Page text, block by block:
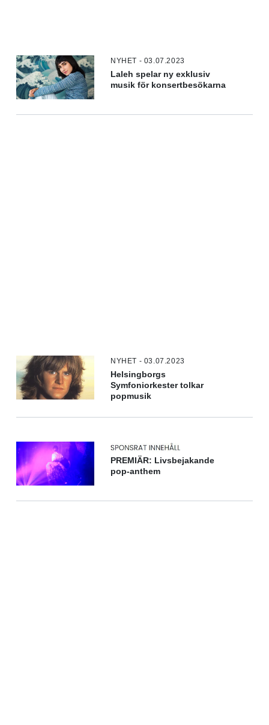
NYHET - 03.07.2023
Laleh spelar ny exklusiv
musik för konsertbesökarna
NYHET - 03.07.2023
Helsingborgs
Symfoniorkester tolkar
popmusik
PREMIÄR: Livsbejakande
pop-anthem